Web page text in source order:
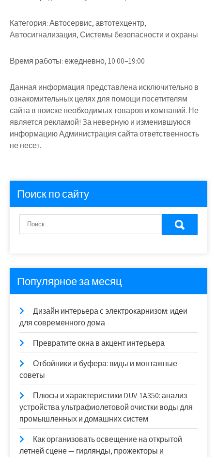
Категория:Автосервис, автотехцентр,
Автосигнализация, Системы безопасности и охраны
Время работы:ежедневно, 10:00–19:00
Данная информация представлена исключительно в
ознакомительных целях для помощи посетителям
сайта в поиске необходимых товаров и компаний. Не
является рекламой! За неверную и изменившуюся
информацию Администрация сайта ответственность
не несет.
Поиск по сайту
Популярное за месяц
Дизайн интерьера с электрокарнизом: идеи
для современного дома
Превратите окна в акцент интерьера
Отбойники и буфера: виды и монтажные
советы
Плюсы и характеристики DUV-1A350: анализ
устройства ультрафиолетовой очистки воды для
промышленных и домашних систем
Как организовать освещение на открытой
летней сцене — гирлянды, прожекторы и